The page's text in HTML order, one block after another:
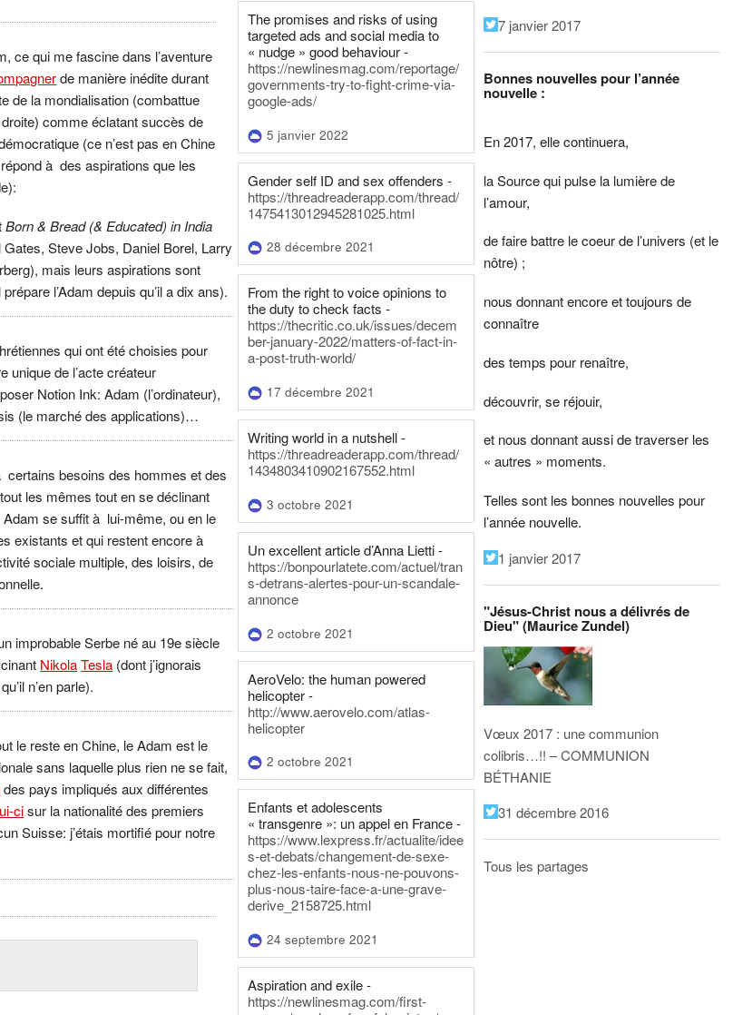
ce qui me fascine dans l’aventure
de manière inédite durant
de la mondialisation (combattue
comme éclatant succès de
(ce n’est pas en Chine
à des aspirations que les
Born & Bread (& Educated) in India
Steve Jobs, Daniel Borel, Larry
mais leurs aspirations sont
l’Adam depuis qu’il a dix ans).
qui ont été choisies pour
unique de l’acte créateur
Notion Ink: Adam (l’ordinateur),
(le marché des applications)…
besoins des hommes et des
les mêmes tout en se déclinant
se suffit à lui-même, ou en le
existants et qui restent encore à
sociale multiple, des loisirs, de
improbable Serbe né au 19e siècle
NikolaTesla (dont j’ignorais
n’en parle).
le reste en Chine, le Adam est le
sans laquelle plus rien ne se fait,
des pays impliqués aux différentes
cisur la nationalité des premiers
Suisse: j’étais mortifié pour notre
The promises and risks of using
targeted ads and social media to
« nudge » good behaviour -
https://newlinesmag.com/reportage/
governments-try-to-fight-crime-via-
google-ads/
5 janvier 2022
Gender self ID and sex offenders -
https://threadreaderapp.com/thread/
1475413012945281025.html
28 décembre 2021
From the right to voice opinions to
the duty to check facts -
https://thecritic.co.uk/issues/decem
ber-january-2022/matters-of-fact-in-
a-post-truth-world/
17 décembre 2021
Writing world in a nutshell -
https://threadreaderapp.com/thread/
1434803410902167552.html
3 octobre 2021
Un excellent article d’Anna Lietti -
https://bonpourlatete.com/actuel/tran
s-detrans-alertes-pour-un-scandale-
annonce
2 octobre 2021
AeroVelo: the human powered
helicopter -
http://www.aerovelo.com/atlas-
helicopter
2 octobre 2021
Enfants et adolescents
« transgenre »: un appel en France -
https://www.lexpress.fr/actualite/idee
s-et-debats/changement-de-sexe-
chez-les-enfants-nous-ne-pouvons-
plus-nous-taire-face-a-une-grave-
derive_2158725.html
24 septembre 2021
Aspiration and exile -
https://newlinesmag.com/first-
7 janvier 2017
Bonnes nouvelles pour l’année
nouvelle :
En 2017, elle continuera,
la Source qui pulse la lumière de
l’amour,
de faire battre le coeur de l’univers (et le
nôtre) ;
nous donnant encore et toujours de
connaître
des temps pour renaître,
découvrir, se réjouir,
et nous donnant aussi de traverser les
« autres » moments.
Telles sont les bonnes nouvelles pour
l’année nouvelle.
1 janvier 2017
"Jésus-Christ nous a délivrés de
Dieu" (Maurice Zundel)
Vœux 2017 : une communion
colibris…!! – COMMUNION
BÉTHANIE
31 décembre 2016
Tous les partages